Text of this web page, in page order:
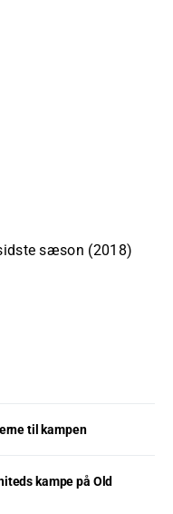
sæson (2018)
til kampen
kampe på Old